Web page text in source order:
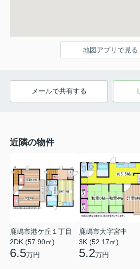
地図アプリで見る
メールで共有する
近隣の物件
鹿嶋市港ケ丘１丁目
2DK (57.90㎡)
6.5万円
鹿嶋市大字宮中
3K (52.17㎡)
5.2万円